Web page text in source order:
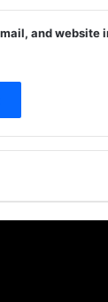
and website